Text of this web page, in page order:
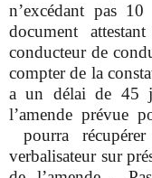
n’excédant pas
document
conducteur de
compter de la
a un délai de 45
l’amende prévue
pourra
verbalisateur sur